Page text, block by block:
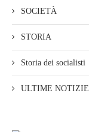
SOCIETÀ
STORIA
Storia dei socialisti
ULTIME NOTIZIE